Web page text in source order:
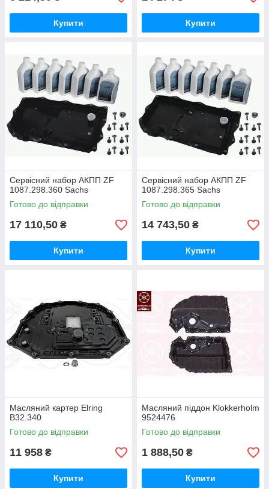
Купити Купити
Сервісний набор АКПП ZF
1087.298.360 Sachs
Готово до відправки
17 110,50 ₴
Купити
Сервісний набор АКПП ZF
1087.298.365 Sachs
Готово до відправки
14 743,50 ₴
Купити
Масляний картер Elring
B32.340
Готово до відправки
11 958 ₴
Купити
Масляний піддон Klokkerholm
9524476
Готово до відправки
1 888,50 ₴
Купити